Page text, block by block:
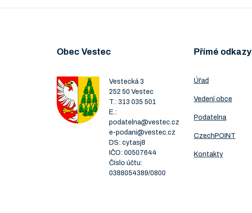
Obec Vestec
Vestecká 3
252 50 Vestec
T.: 313 035 501
E.:
podatelna@vestec.cz
e-podani@vestec.cz
DS: cytasj8
IČO: 00507644
Číslo účtu:
0388054389/0800
Přímé odkazy
Úřad
Vedení obce
Podatelna
CzechPOINT
Kontakty